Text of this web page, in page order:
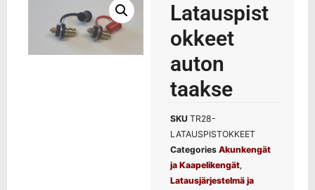
Latauspist
okkeet
auton
taakse
SKU TR28-
LATAUSPISTOKKEET
Categories Akunkengät
ja Kaapelikengät,
Latausjärjestelmä ja